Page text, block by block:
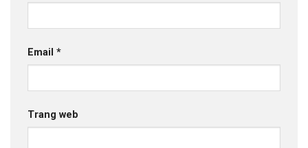
Email *
Trang web